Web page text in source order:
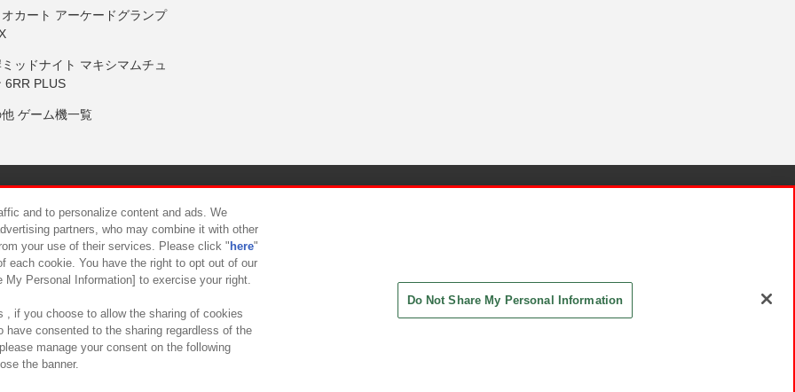
カート アーケードグランプ
ッドナイト マキシマムチュ
6RR PLUS
ゲーム機一覧
について カスタマーハラスメント対応方針
and to personalize content and ads. We
partners, who may combine it with other
your use of their services. Please click " here"
each cookie. You have the right to opt out of our
Personal Information] to exercise your right.
, if you choose to allow the sharing of cookies
have consented to the sharing regardless of the
manage your consent on the following
the banner.
Do Not Share My Personal Information